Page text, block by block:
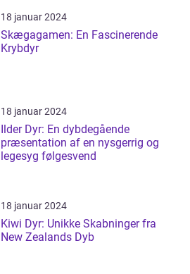
18 januar 2024
Skægagamen: En Fascinerende
Krybdyr
18 januar 2024
Ilder Dyr: En dybdegående
præsentation af en nysgerrig og
legesyg følgesvend
18 januar 2024
Kiwi Dyr: Unikke Skabninger fra
New Zealands Dyb